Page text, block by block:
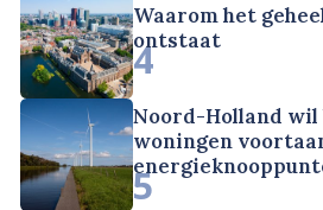
Waarom het
ontstaat
4
Noord-Holland
woningen
5